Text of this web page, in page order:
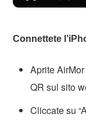
Connettete
Aprite
QR sul sito
Cliccate su